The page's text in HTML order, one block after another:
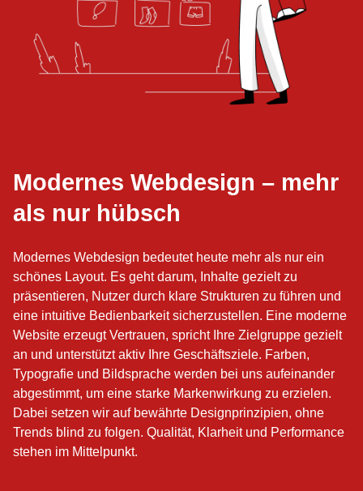
Modernes Webdesign – mehr
als nur hübsch
Modernes Webdesign bedeutet heute mehr als nur ein
schönes Layout. Es geht darum, Inhalte gezielt zu
präsentieren, Nutzer durch klare Strukturen zu führen und
eine intuitive Bedienbarkeit sicherzustellen. Eine moderne
Website erzeugt Vertrauen, spricht Ihre Zielgruppe gezielt
an und unterstützt aktiv Ihre Geschäftsziele. Farben,
Typografie und Bildsprache werden bei uns aufeinander
abgestimmt, um eine starke Markenwirkung zu erzielen.
Dabei setzen wir auf bewährte Designprinzipien, ohne
Trends blind zu folgen. Qualität, Klarheit und Performance
stehen im Mittelpunkt.